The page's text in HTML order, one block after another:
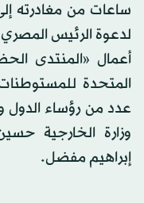
ساعات من مغادرته
لدعوة الرئيس
أعمال «المنتدى
المتحدة
عدد من رؤساء الدول
وزارة الخارجية
إبراهيم مفضل.